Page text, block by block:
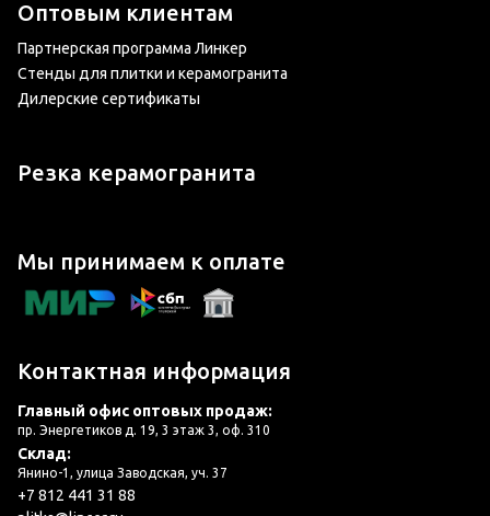
Оптовым клиентам
Партнерская программа Линкер
Стенды для плитки и керамогранита
Дилерские сертификаты
Резка керамогранита
Мы принимаем к оплате
Контактная информация
Главный офис оптовых продаж:
пр. Энергетиков д. 19, 3 этаж 3, оф. 310
Склад:
Янино-1, улица Заводская, уч. 37
+7 812 441 31 88